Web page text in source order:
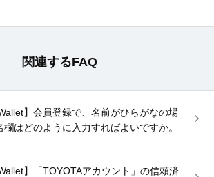
関連するFAQ
】会員登録で、名前がひらがなの場
はどのように入力すればよいですか。
】「TOYOTAアカウント」の信頼済